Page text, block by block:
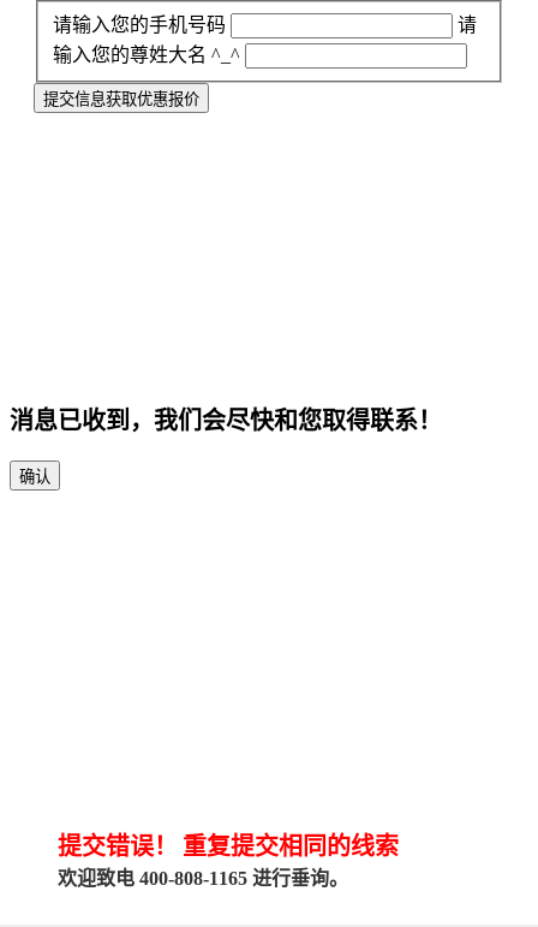
请输入您的手机号码
请
输入您的尊姓大名 ^_^
提交信息获取优惠报价
消息已收到，我们会尽快和您取得联系！
确认
提交错误！ 重复提交相同的线索
欢迎致电 400-808-1165 进行垂询。